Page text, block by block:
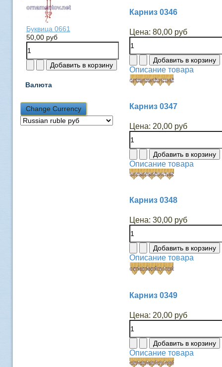
Буквица 0661
50,00 руб
Валюта
Карниз 0346
Цена: 80,00 руб
Описание товара
Карниз 0347
Цена: 20,00 руб
Описание товара
Карниз 0348
Цена: 30,00 руб
Описание товара
Карниз 0349
Цена: 20,00 руб
Описание товара